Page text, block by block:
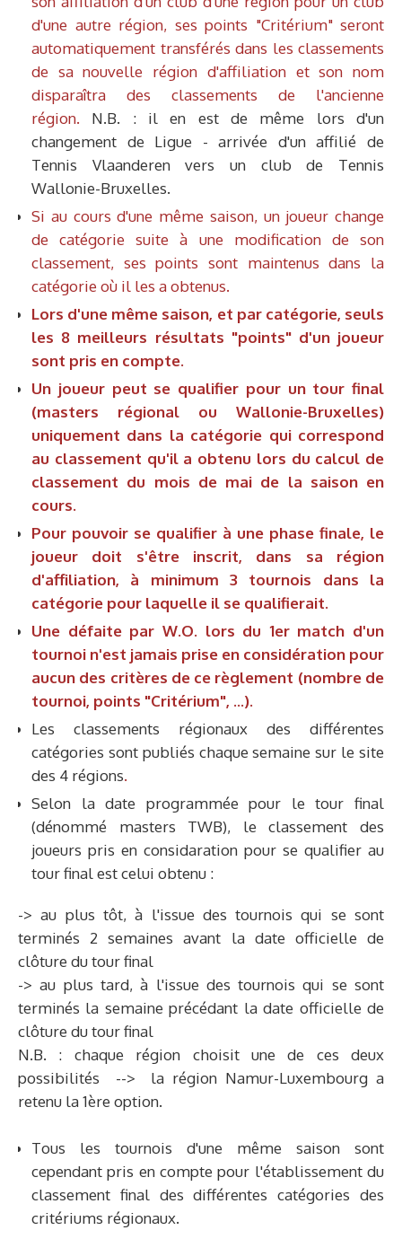
d'une autre région, ses points "Critérium" seront
automatiquement transférés dans les classements
de sa nouvelle région d'affiliation et son nom
disparaîtra des classements de l'ancienne
région. N.B. : il en est de même lors d'un
changement de Ligue - arrivée d'un affilié de
Tennis Vlaanderen vers un club de Tennis
Wallonie-Bruxelles.
Si au cours d'une même saison, un joueur change
de catégorie suite à une modification de son
classement, ses points sont maintenus dans la
catégorie où il les a obtenus.
Lors d'une même saison, et par catégorie, seuls
les 8 meilleurs résultats "points" d'un joueur
sont pris en compte.
Un joueur peut se qualifier pour un tour final
(masters régional ou Wallonie-Bruxelles)
uniquement dans la catégorie qui correspond
au classement qu'il a obtenu lors du calcul de
classement du mois de mai de la saison en
cours.
Pour pouvoir se qualifier à une phase finale, le
joueur doit s'être inscrit, dans sa région
d'affiliation, à minimum 3 tournois dans la
catégorie pour laquelle il se qualifierait.
Une défaite par W.O. lors du 1er match d'un
tournoi n'est jamais prise en considération pour
aucun des critères de ce règlement (nombre de
tournoi, points "Critérium", ...).
Les classements régionaux des différentes
catégories sont publiés chaque semaine sur le site
des 4 régions.
Selon la date programmée pour le tour final
(dénommé masters TWB), le classement des
joueurs pris en considaration pour se qualifier au
tour final est celui obtenu :
-> au plus tôt, à l'issue des tournois qui se sont
terminés 2 semaines avant la date officielle de
clôture du tour final
-> au plus tard, à l'issue des tournois qui se sont
terminés la semaine précédant la date officielle de
clôture du tour final
N.B. : chaque région choisit une de ces deux
possibilités --> la région Namur-Luxembourg a
retenu la 1ère option.
Tous les tournois d'une même saison sont
cependant pris en compte pour l'établissement du
classement final des différentes catégories des
critériums régionaux.